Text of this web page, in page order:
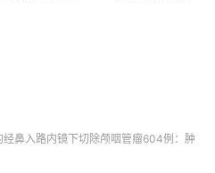
鼻入路内镜下切除颅咽管瘤604例：肿